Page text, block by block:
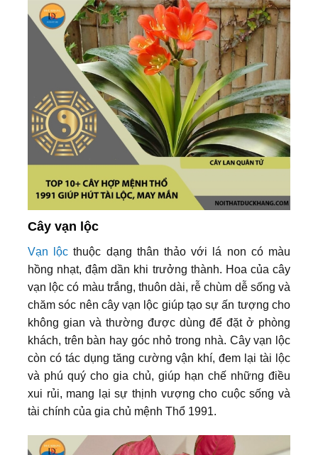
Cây vạn lộc
Vạn lộc thuộc dạng thân thảo với lá non có màu
hồng nhạt, đậm dần khi trưởng thành. Hoa của cây
vạn lộc có màu trắng, thuôn dài, rễ chùm dễ sống và
chăm sóc nên cây vạn lộc giúp tạo sự ấn tượng cho
không gian và thường được dùng để đặt ở phòng
khách, trên bàn hay góc nhỏ trong nhà. Cây vạn lộc
còn có tác dụng tăng cường vận khí, đem lại tài lộc
và phú quý cho gia chủ, giúp hạn chế những điều
xui rủi, mang lại sự thịnh vượng cho cuộc sống và
tài chính của gia chủ mệnh Thổ 1991.